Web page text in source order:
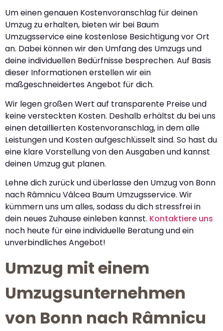
Um einen genauen Kostenvoranschlag für deinen
Umzug zu erhalten, bieten wir bei Baum
Umzugsservice eine kostenlose Besichtigung vor Ort
an. Dabei können wir den Umfang des Umzugs und
deine individuellen Bedürfnisse besprechen. Auf Basis
dieser Informationen erstellen wir ein
maßgeschneidertes Angebot für dich.
Wir legen großen Wert auf transparente Preise und
keine versteckten Kosten. Deshalb erhältst du bei uns
einen detaillierten Kostenvoranschlag, in dem alle
Leistungen und Kosten aufgeschlüsselt sind. So hast du
eine klare Vorstellung von den Ausgaben und kannst
deinen Umzug gut planen.
Lehne dich zurück und überlasse den Umzug von Bonn
nach Râmnicu Vâlcea Baum Umzugsservice. Wir
kümmern uns um alles, sodass du dich stressfrei in
dein neues Zuhause einleben kannst. Kontaktiere uns
noch heute für eine individuelle Beratung und ein
unverbindliches Angebot!
Umzug mit einem
Umzugsunternehmen
von Bonn nach Râmnicu